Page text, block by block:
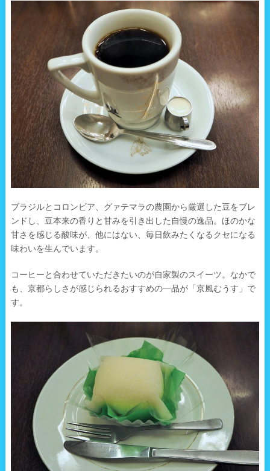
ブラジルとコロンビア、グァテマラの農園から厳選した豆をブレ
ンドし、豆本来の香りと甘みを引き出した自慢の逸品。ほのかな
甘さを感じる酸味が、他にはない、毎日飲みたくなるクセになる
味わいを生んでいます。
コーヒーと合わせていただきたいのが自家製のスイーツ。なかで
も、京都らしさが感じられるおすすめの一品が「京風むうす」で
す。